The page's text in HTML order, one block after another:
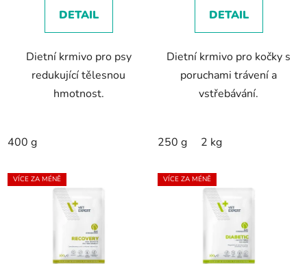
DETAIL
Dietní krmivo pro psy
redukující tělesnou
hmotnost.
400 g
z
DETAIL
Dietní krmivo pro kočky s
poruchami trávení a
vstřebávání.
250 g 2 kg
VÍCE ZA MÉNĚ VÍCE ZA MÉNĚ